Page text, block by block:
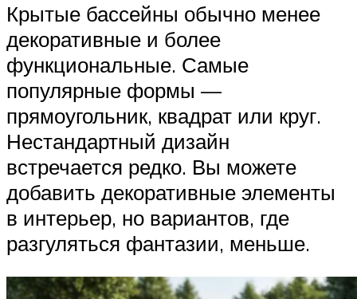
Крытые бассейны обычно менее
декоративные и более
функциональные. Самые
популярные формы —
прямоугольник, квадрат или круг.
Нестандартный дизайн
встречается редко. Вы можете
добавить декоративные элементы
в интерьер, но вариантов, где
разгуляться фантазии, меньше.